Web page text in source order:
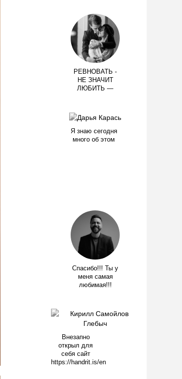
РЕВНОВАТЬ -
НЕ ЗНАЧИТ
ЛЮБИТЬ —
Я знаю сегодня
много об этом
Спасибо!!! Ты у
меня самая
любимая!!!
Внезапно
открыл для
себя сайт
https://handrit.is/en